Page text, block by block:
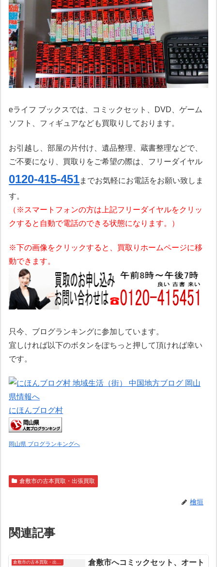
eライフ ブックスでは、コミックセット、DVD、ゲーム
ソフト、フィギュアなども買取りしております。
お引越し、部屋の片付け、遺品整理、蔵書整理などで、
ご不要になり、買取りをご希望の際は、フリーダイヤル
0120-415-451までお気軽にお電話をお願い致しま
す。
（※スマートフォンの方は上記フリーダイヤルをクリッ
クすると自動で電話のできる状態になります。）
※下の画像をクリックすると、買取りホームページに移
動できます。
只今、ブログランキングに参加しています。
宜しければ以下のボタンをぽちっと押して頂ければ幸い
です。
にほんブログ村
岡山県 ブログランキングへ
倉敷市の古本買取・出張買取
檜垣
関連記事
倉敷市へコミックセット、オート